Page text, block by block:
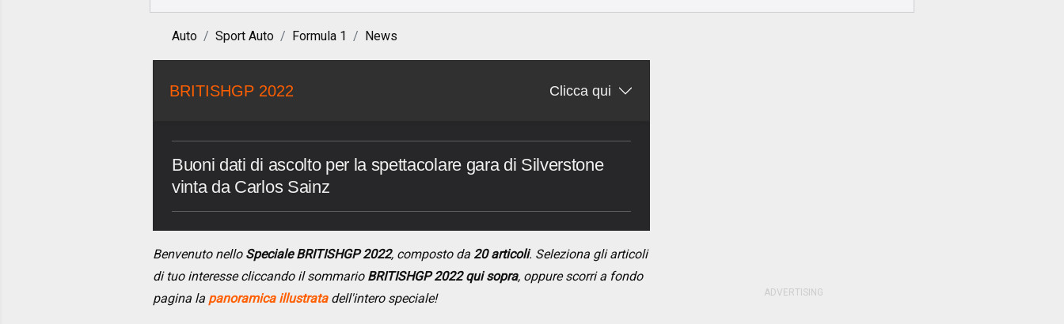
Auto Sport Auto Formula 1 News
BRITISHGP 2022 Clicca qui
Buoni dati di ascolto per la spettacolare gara di Silverstone
vinta da Carlos Sainz
Benvenuto nello Speciale BRITISHGP 2022, composto da 20 articoli. Seleziona gli articoli
di tuo interesse cliccando il sommario BRITISHGP 2022 qui sopra, oppure scorri a fondo
pagina la panoramica illustratadell'intero speciale!